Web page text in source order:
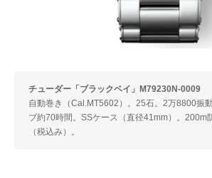
チューダー「ブラックベイ」M79230N-0009
自動巻き（Cal.MT5602）。25石。2万8800振
ブ約70時間。SSケース（直径41mm）。200m
（税込み）。